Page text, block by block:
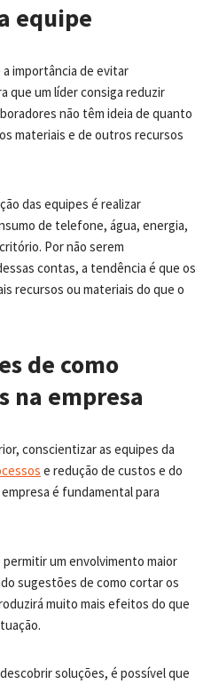
equipe
importância de evitar
que um líder consiga reduzir
não têm ideia de quanto
materiais e de outros recursos
das equipes é realizar
de telefone, água, energia,
Por não serem
contas, a tendência é que os
recursos ou materiais do que o
de como
na empresa
conscientizar as equipes da
e redução de custos e do
é fundamental para
um envolvimento maior
sugestões de como cortar os
muito mais efeitos do que
soluções, é possível que